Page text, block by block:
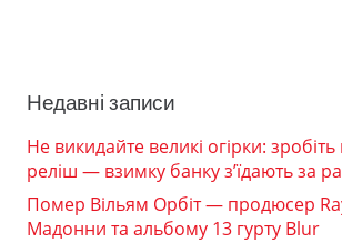
Недавні записи
Не викидайте великі огірки:
реліш — взимку банку з’їдають за
Помер Вільям Орбіт — продюсер
Мадонни та альбому 13 гурту Blur